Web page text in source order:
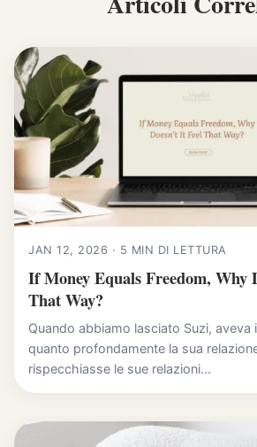
JAN 12, 2026 · 5 MIN DI LETTURA
If Money Equals Freedom, Why
That Way?
Quando abbiamo lasciato Suzi, aveva
quanto profondamente la sua
rispecchiasse le sue relazioni...